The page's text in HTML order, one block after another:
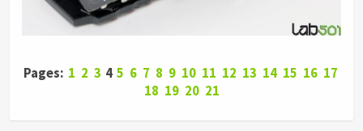
Pages: 1 2 3 4 5 6 7 8 9 10 11 12 13 14 15 16 17
18 19 20 21